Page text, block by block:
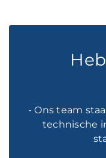
- Ons team
technische